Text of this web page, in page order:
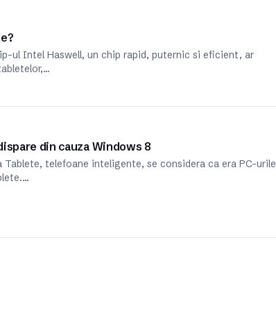
ul Intel Haswell, un chip rapid, puternic si eficient, ar
din cauza Windows 8
telefoane inteligente, se considera ca era PC-urile